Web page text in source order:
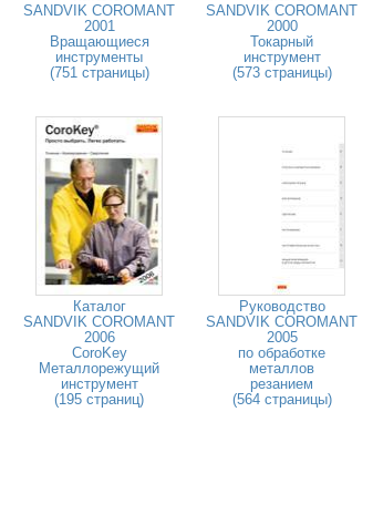
SANDVIK COROMANT
2001
Вращающиеся
инструменты
(751 страницы)
SANDVIK COROMANT
2000
Токарный
инструмент
(573 страницы)
Каталог
SANDVIK COROMANT
2006
CoroKey
Металлорежущий
инструмент
(195 страниц)
Руководство
SANDVIK COROMANT
2005
по обработке
металлов
резанием
(564 страницы)